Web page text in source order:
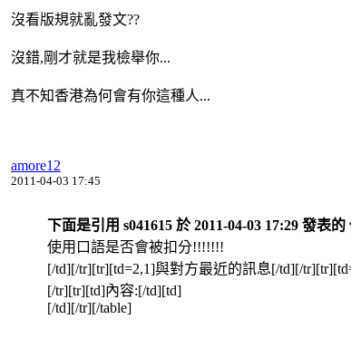
沒看版規就亂發文??
沒錯,剛才就是我檢舉你...
真不知香港為何會有你這種人...
amore12
2011-04-03 17:45
下面是引用 s041615 於 2011-04-03 17:29 發表
使用口語是否會被扣分!!!!!!!
[/td][/tr][tr][td=2,1]與對方最近的訊息[/td][/
[/tr][tr][td]內容:[/td][td]
[/td][/tr][/table]